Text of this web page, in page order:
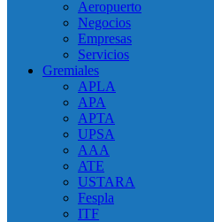
Aeropuerto
Negocios
Empresas
Servicios
Gremiales
APLA
APA
APTA
UPSA
AAA
ATE
USTARA
Fespla
ITF